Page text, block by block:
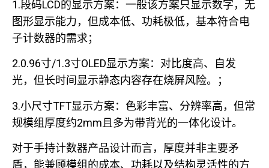
1.段码LCD的显示方案：一般该方案只显示数字，无
图形显示能力，但成本低、功耗极低，基本符合电
子计数器的需求；
2.0.96寸/1.3寸OLED显示方案：对比度高、自发
光，但长时间显示静态内容存在烧屏风险。；
3.小尺寸TFT显示方案：色彩丰富、分辨率高，但常
规模组厚度约2mm且多为带背光的一体化设计。
对于手持计数器产品设计而言，厚度并非主要矛
盾，能兼顾模组的成本、功耗以及结构灵活性的方